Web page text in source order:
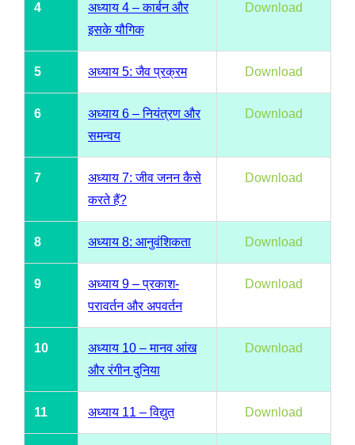
4
अध्याय 4 – कार्बन और
इसके यौगिक
Download
5 अध्याय 5: जैव प्रक्रम Download
6
अध्याय 6 – नियंत्रण और
समन्वय
Download
7
अध्याय 7: जीव जनन कैसे
करते हैं?
Download
8 अध्याय 8: आनुवंशिकता Download
9
अध्याय 9 – प्रकाश-
परावर्तन और अपवर्तन
Download
10
अध्याय 10 – मानव आंख
और रंगीन दुनिया
Download
11 अध्याय 11 – विद्युत Download